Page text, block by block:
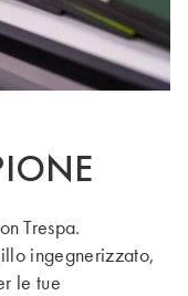
Trespa.
ingegnerizzato,
le tue